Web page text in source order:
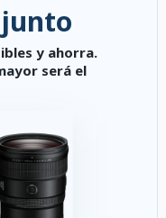
y ahorra.
será el